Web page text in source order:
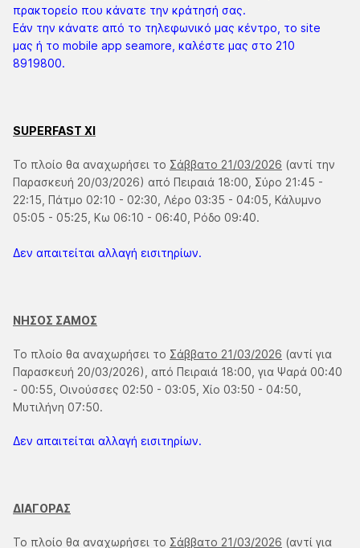
πρακτορείο που κάνατε την κράτησή σας.
Εάν την κάνατε από το τηλεφωνικό μας κέντρο, το site
μας ή το mobile app seamore, καλέστε μας στο 210
8919800.
SUPERFAST XI
Το πλοίο θα αναχωρήσει το Σάββατο 21/03/2026 (αντί την
Παρασκευή 20/03/2026) από Πειραιά 18:00, Σύρο 21:45 -
22:15, Πάτμο 02:10 - 02:30, Λέρο 03:35 - 04:05, Κάλυμνο
05:05 - 05:25, Κω 06:10 - 06:40, Ρόδο 09:40.
Δεν απαιτείται αλλαγή εισιτηρίων.
ΝΗΣΟΣ ΣΑΜΟΣ
Το πλοίο θα αναχωρήσει το Σάββατο 21/03/2026 (αντί για
Παρασκευή 20/03/2026), από Πειραιά 18:00, για Ψαρά 00:40
- 00:55, Οινούσσες 02:50 - 03:05, Χίο 03:50 - 04:50,
Μυτιλήνη 07:50.
Δεν απαιτείται αλλαγή εισιτηρίων.
ΔΙΑΓΟΡΑΣ
Το πλοίο θα αναχωρήσει το Σάββατο 21/03/2026 (αντί για